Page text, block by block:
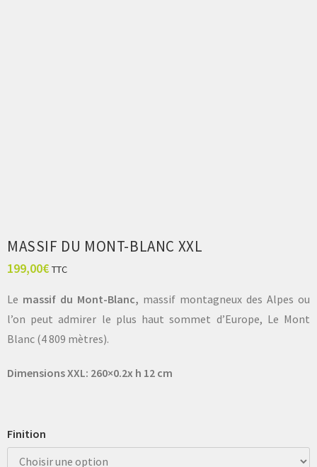
MASSIF DU MONT-BLANC XXL
199,00€ TTC
Le massif du Mont-Blanc, massif montagneux des Alpes ou
l’on peut admirer le plus haut sommet d’Europe, Le Mont
Blanc (4 809 mètres).
Dimensions XXL: 260×0.2x h 12 cm
Finition